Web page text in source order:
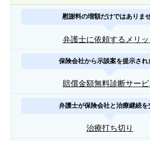
慰謝料の増額だけではありま
弁護士に依頼するメリッ
保険会社から示談案を提示され
賠償金額無料診断サービ
弁護士が保険会社と治療継続を
治療打ち切り